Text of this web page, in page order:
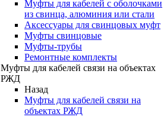
Муфты для кабелей с оболочками
из свинца, алюминия или стали
Аксессуары для свинцовых муфт
Муфты свинцовые
Муфты-трубы
Ремонтные комплекты
Муфты для кабелей связи на объектах
РЖД
Назад
Муфты для кабелей связи на
объектах РЖД